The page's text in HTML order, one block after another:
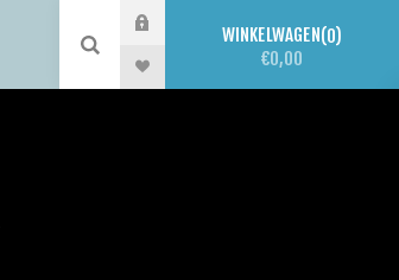
WINKELWAGEN 0
€0,00